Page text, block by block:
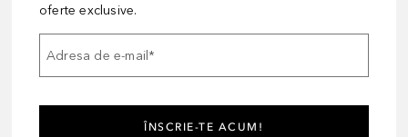
oferte exclusive.
Adresa de e-mail *
ÎNSCRIE-TE ACUM!